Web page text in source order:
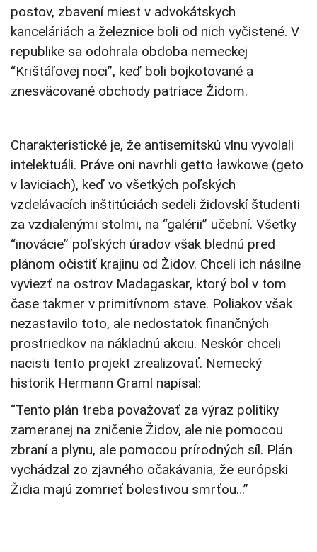
postov, zbavení miest v advokátskych
kanceláriách a železnice boli od nich vyčistené. V
republike sa odohrala obdoba nemeckej
“Krištáľovej noci”, keď boli bojkotované a
znesväcované obchody patriace Židom.
Charakteristické je, že antisemitskú vlnu vyvolali
intelektuáli. Práve oni navrhli getto ławkowe (geto
v laviciach), keď vo všetkých poľských
vzdelávacích inštitúciách sedeli židovskí študenti
za vzdialenými stolmi, na “galérii” učební. Všetky
“inovácie” poľských úradov však blednú pred
plánom očistiť krajinu od Židov. Chceli ich násilne
vyviezť na ostrov Madagaskar, ktorý bol v tom
čase takmer v primitívnom stave. Poliakov však
nezastavilo toto, ale nedostatok finančných
prostriedkov na nákladnú akciu. Neskôr chceli
nacisti tento projekt zrealizovať. Nemecký
historik Hermann Graml napísal:
“Tento plán treba považovať za výraz politiky
zameranej na zničenie Židov, ale nie pomocou
zbraní a plynu, ale pomocou prírodných síl. Plán
vychádzal zo zjavného očakávania, že európski
Židia majú zomrieť bolestivou smrťou…”